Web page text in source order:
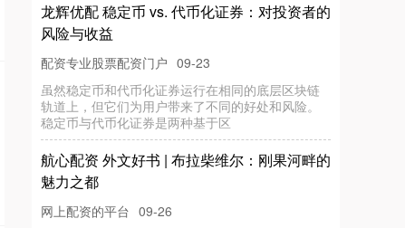
龙辉优配 稳定币 vs. 代币化证券：对投资者的
风险与收益
配资专业股票配资门户 09-23
虽然稳定币和代币化证券运行在相同的底层区块链
轨道上，但它们为用户带来了不同的好处和风险。
稳定币与代币化证券是两种基于区
航心配资 外文好书 | 布拉柴维尔：刚果河畔的
魅力之都
网上配资的平台 09-26